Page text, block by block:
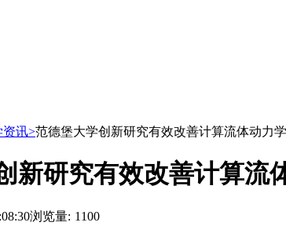
资讯>范德堡大学创新研究有效改善计算流体动力
新研究有效改善计算流
浏览量: 1100